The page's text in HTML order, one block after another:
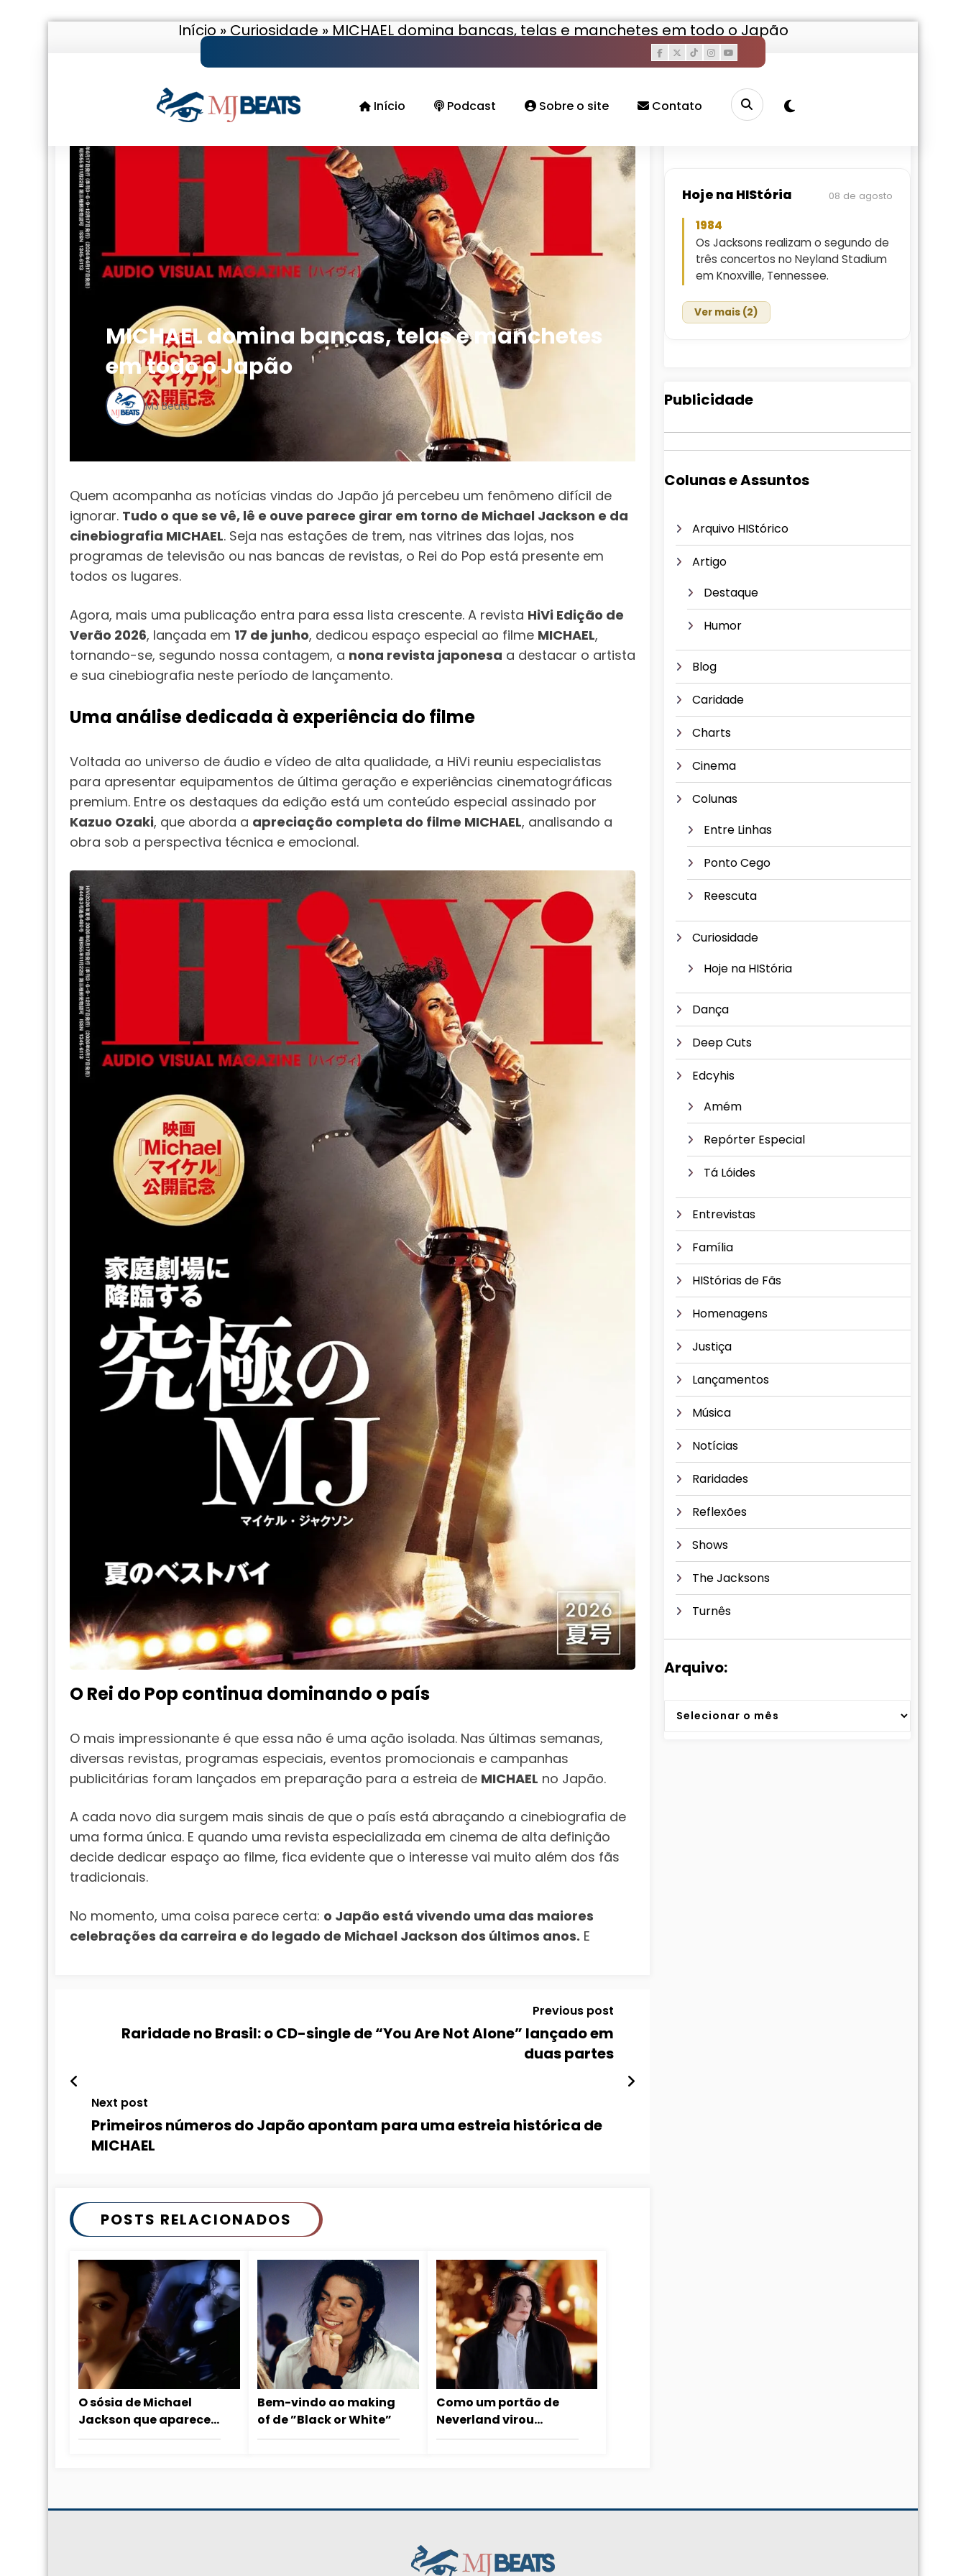
Início
Podcast Sobre o site Contato
Início » Curiosidade » MICHAEL domina bancas, telas e manchetes em todo o Japão
MICHAEL domina bancas, telas e manchetes
em todo o Japão
MJ Beats
Quem acompanha as notícias vindas do Japão já percebeu um fenômeno difícil de
ignorar. Tudo o que se vê, lê e ouve parece girar em torno de Michael Jackson e da
cinebiografia MICHAEL. Seja nas estações de trem, nas vitrines das lojas, nos
programas de televisão ou nas bancas de revistas, o Rei do Pop está presente em
todos os lugares.
Agora, mais uma publicação entra para essa lista crescente. A revista HiVi Edição de
Verão 2026, lançada em 17 de junho, dedicou espaço especial ao filme MICHAEL,
tornando-se, segundo nossa contagem, a nona revista japonesa a destacar o artista
e sua cinebiografia neste período de lançamento.
Uma análise dedicada à experiência do filme
Voltada ao universo de áudio e vídeo de alta qualidade, a HiVi reuniu especialistas
para apresentar equipamentos de última geração e experiências cinematográficas
premium. Entre os destaques da edição está um conteúdo especial assinado por
Kazuo Ozaki, que aborda a apreciação completa do filme MICHAEL, analisando a
obra sob a perspectiva técnica e emocional.
O Rei do Pop continua dominando o país
O mais impressionante é que essa não é uma ação isolada. Nas últimas semanas,
diversas revistas, programas especiais, eventos promocionais e campanhas
publicitárias foram lançados em preparação para a estreia de MICHAEL no Japão.
A cada novo dia surgem mais sinais de que o país está abraçando a cinebiografia de
uma forma única. E quando uma revista especializada em cinema de alta definição
decide dedicar espaço ao filme, fica evidente que o interesse vai muito além dos fãs
tradicionais.
No momento, uma coisa parece certa: o Japão está vivendo uma das maiores
celebrações da carreira e do legado de Michael Jackson dos últimos anos. E
Previous post
Raridade no Brasil: o CD-single de “You Are Not Alone” lançado em
duas partes
Next post
Primeiros números do Japão apontam para uma estreia histórica de
MICHAEL
POSTS RELACIONADOS
O sósia de Michael
Jackson que aparece
no clipe Who Is It
Bem-vindo ao making
of de ”Black or White”
Como um portão de
Neverland virou
música no álbum
Hoje na HIStória 08 de agosto
1984
Os Jacksons realizam o segundo de
três concertos no Neyland Stadium
em Knoxville, Tennessee.
Ver mais (2)
Publicidade
Colunas e Assuntos
Arquivo HIStórico
Artigo
Destaque
Humor
Blog
Caridade
Charts
Cinema
Colunas
Entre Linhas
Ponto Cego
Reescuta
Curiosidade
Hoje na HIStória
Dança
Deep Cuts
Edcyhis
Amém
Repórter Especial
Tá Lóides
Entrevistas
Família
HIStórias de Fãs
Homenagens
Justiça
Lançamentos
Música
Notícias
Raridades
Reflexões
Shows
The Jacksons
Turnês
Arquivo:
Arquivos